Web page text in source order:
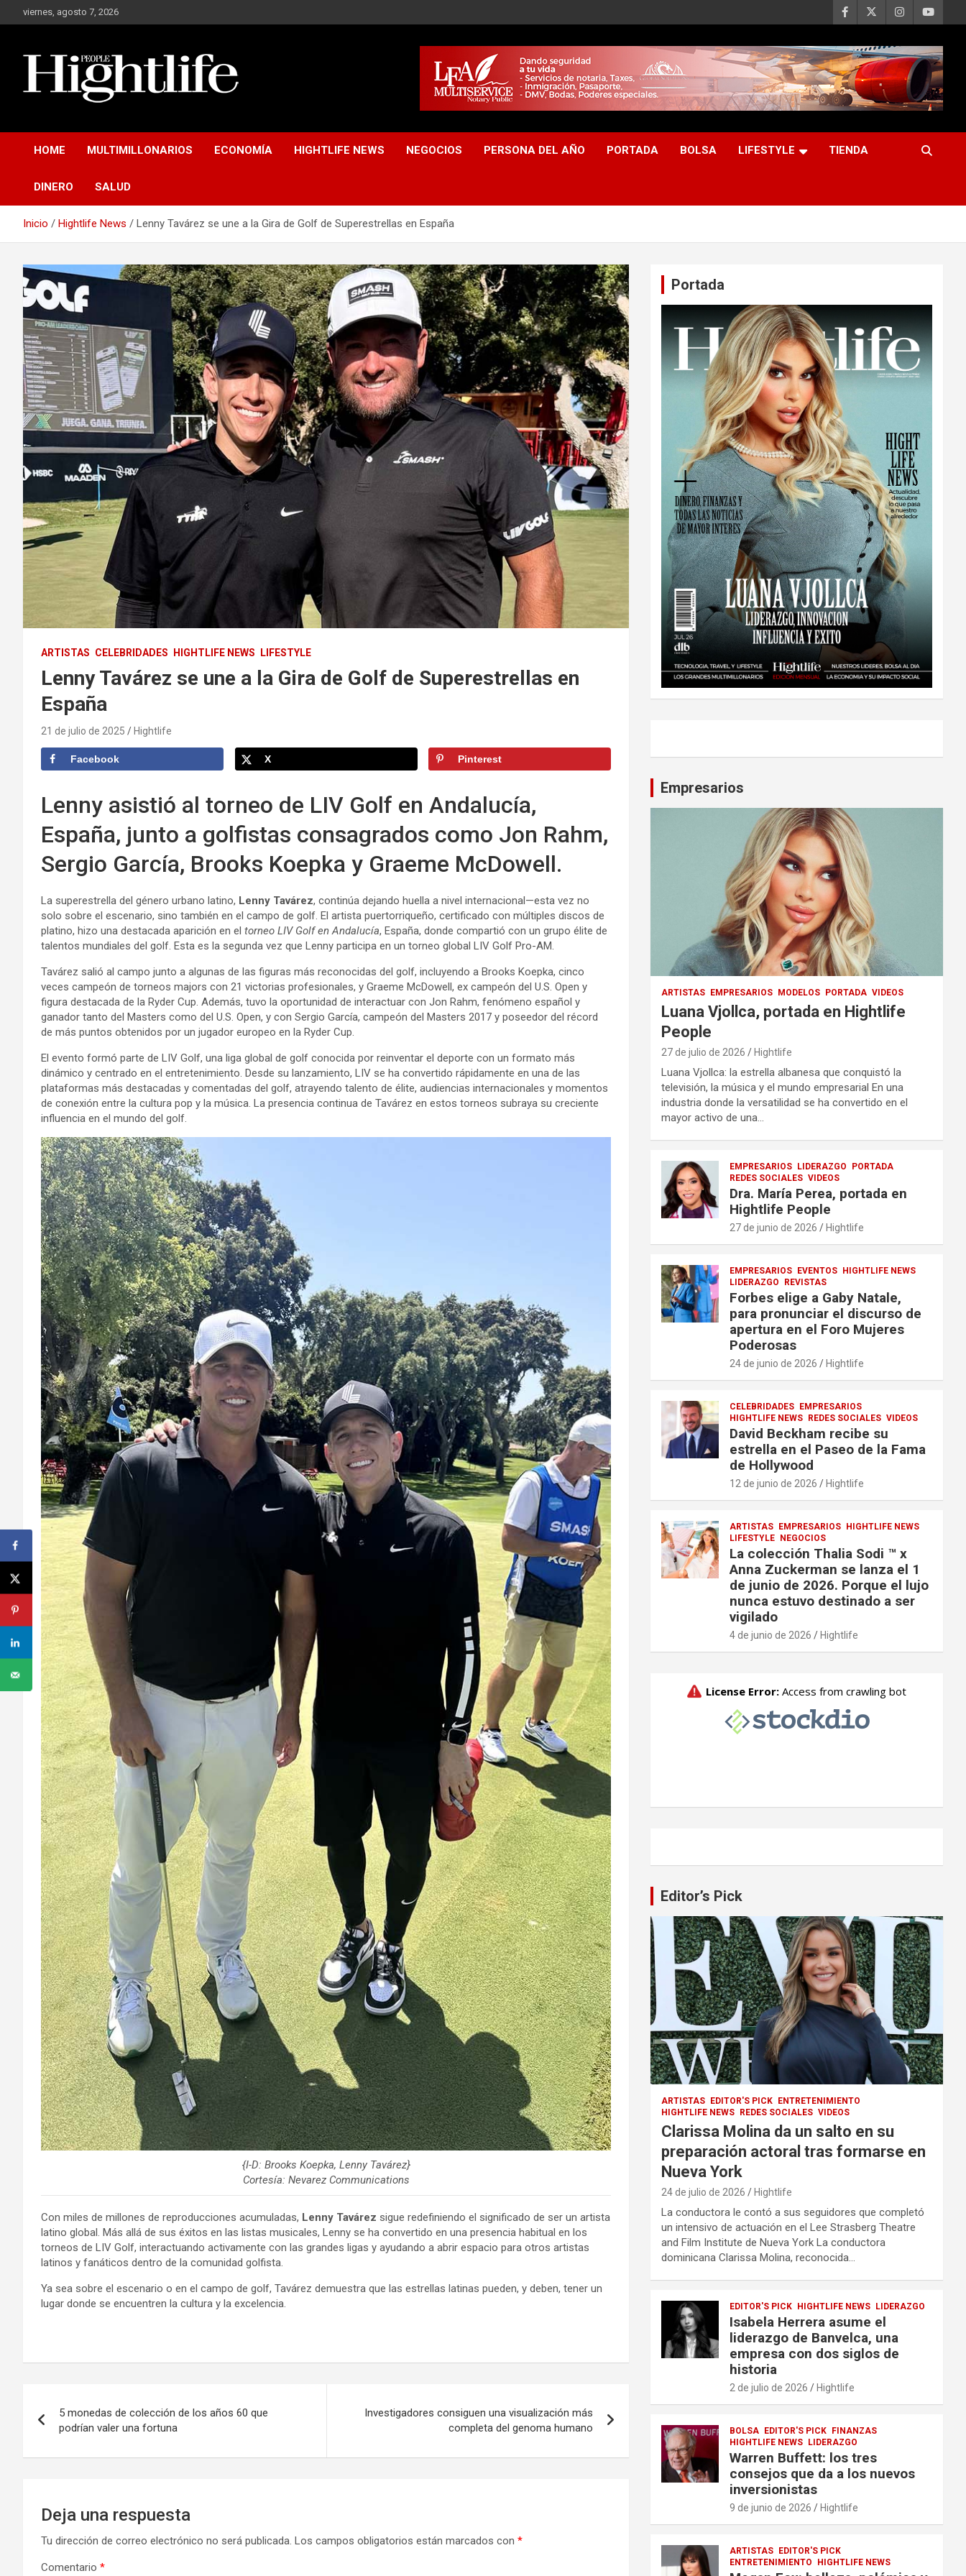
al
viernes, agosto 7, 2026
HOME MULTIMILLONARIOS ECONOMÍA HIGHTLIFE NEWS NEGOCIOS PERSONA DEL AÑO PORTADA BOLSA LIFESTYLE TIENDA
DINERO SALUD
Inicio Hightlife News Lenny Tavárez se une a la Gira de Golf de Superestrellas en España
ARTISTAS CELEBRIDADES HIGHTLIFE NEWS LIFESTYLE
Lenny Tavárez se une a la Gira de Golf de Superestrellas en
España
21 de julio de 2025 Hightlife
Facebook X Pinterest
Lenny asistió al torneo de LIV Golf en Andalucía,
España, junto a golfistas consagrados como Jon Rahm,
Sergio García, Brooks Koepka y Graeme McDowell.
La superestrella del género urbano latino, Lenny Tavárez, continúa dejando huella a nivel internacional—esta vez no
solo sobre el escenario, sino también en el campo de golf. El artista puertorriqueño, certificado con múltiples discos de
platino, hizo una destacada aparición en el torneo LIV Golf en Andalucía, España, donde compartió con un grupo élite de
talentos mundiales del golf. Esta es la segunda vez que Lenny participa en un torneo global LIV Golf Pro-AM.
Tavárez salió al campo junto a algunas de las figuras más reconocidas del golf, incluyendo a Brooks Koepka, cinco
veces campeón de torneos majors con 21 victorias profesionales, y Graeme McDowell, ex campeón del U.S. Open y
figura destacada de la Ryder Cup. Además, tuvo la oportunidad de interactuar con Jon Rahm, fenómeno español y
ganador tanto del Masters como del U.S. Open, y con Sergio García, campeón del Masters 2017 y poseedor del récord
de más puntos obtenidos por un jugador europeo en la Ryder Cup.
El evento formó parte de LIV Golf, una liga global de golf conocida por reinventar el deporte con un formato más
dinámico y centrado en el entretenimiento. Desde su lanzamiento, LIV se ha convertido rápidamente en una de las
plataformas más destacadas y comentadas del golf, atrayendo talento de élite, audiencias internacionales y momentos
de conexión entre la cultura pop y la música. La presencia continua de Tavárez en estos torneos subraya su creciente
influencia en el mundo del golf.
{I-D: Brooks Koepka, Lenny Tavárez}
Cortesía: Nevarez Communications
Con miles de millones de reproducciones acumuladas, Lenny Tavárez sigue redefiniendo el significado de ser un artista
latino global. Más allá de sus éxitos en las listas musicales, Lenny se ha convertido en una presencia habitual en los
torneos de LIV Golf, interactuando activamente con las grandes ligas y ayudando a abrir espacio para otros artistas
latinos y fanáticos dentro de la comunidad golfista.
Ya sea sobre el escenario o en el campo de golf, Tavárez demuestra que las estrellas latinas pueden, y deben, tener un
lugar donde se encuentren la cultura y la excelencia.
de
entradas
5 monedas de colección de los años 60 que
podrían valer una fortuna
Investigadores consiguen una visualización más
completa del genoma humano
Deja una respuesta
Tu dirección de correo electrónico no será publicada. Los campos obligatorios están marcados con *
Comentario *
Portada
Empresarios
ARTISTAS EMPRESARIOS MODELOS PORTADA VIDEOS
Luana Vjollca, portada en Hightlife
People
27 de julio de 2026 Hightlife
Luana Vjollca: la estrella albanesa que conquistó la
televisión, la música y el mundo empresarial En una
industria donde la versatilidad se ha convertido en el
mayor activo de una…
EMPRESARIOS LIDERAZGO
PORTADA
REDES SOCIALES VIDEOS
Dra. María Perea, portada en
Hightlife People
27 de junio de 2026 Hightlife
EMPRESARIOS EVENTOS HIGHTLIFE NEWS
LIDERAZGO
REVISTAS
Forbes elige a Gaby Natale,
para pronunciar el discurso de
apertura en el Foro Mujeres
Poderosas
24 de junio de 2026 Hightlife
CELEBRIDADES EMPRESARIOS
HIGHTLIFE NEWS REDES SOCIALES VIDEOS
David Beckham recibe su
estrella en el Paseo de la Fama
de Hollywood
12 de junio de 2026 Hightlife
ARTISTAS EMPRESARIOS HIGHTLIFE NEWS
LIFESTYLE NEGOCIOS
La colección Thalia Sodi ™ x
Anna Zuckerman se lanza el 1
de junio de 2026. Porque el lujo
nunca estuvo destinado a ser
vigilado
4 de junio de 2026 Hightlife
Editor’s Pick
ARTISTAS EDITOR'S PICK ENTRETENIMIENTO
HIGHTLIFE NEWS REDES SOCIALES VIDEOS
Clarissa Molina da un salto en su
preparación actoral tras formarse en
Nueva York
24 de julio de 2026 Hightlife
La conductora le contó a sus seguidores que completó
un intensivo de actuación en el Lee Strasberg Theatre
and Film Institute de Nueva York La conductora
dominicana Clarissa Molina, reconocida…
EDITOR'S PICK HIGHTLIFE NEWS LIDERAZGO
Isabela Herrera asume el
liderazgo de Banvelca, una
empresa con dos siglos de
historia
2 de julio de 2026 Hightlife
BOLSA EDITOR'S PICK FINANZAS
HIGHTLIFE NEWS LIDERAZGO
Warren Buffett: los tres
consejos que da a los nuevos
inversionistas
9 de junio de 2026 Hightlife
ARTISTAS EDITOR'S PICK
ENTRETENIMIENTO
HIGHTLIFE NEWS